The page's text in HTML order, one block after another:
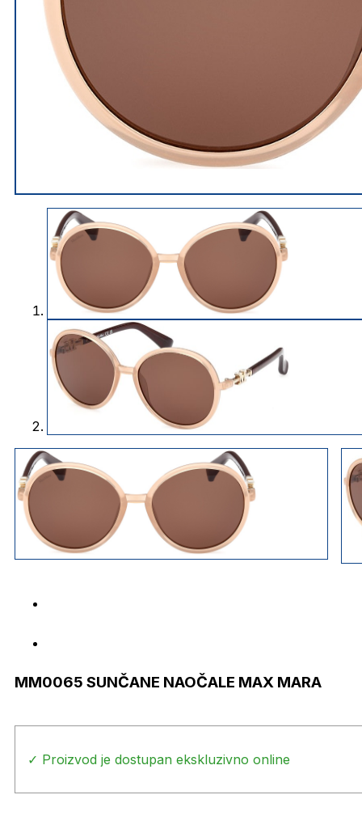
MM0065 SUNČANE NAOČALE MAX MARA
✓ Proizvod je dostupan ekskluzivno online